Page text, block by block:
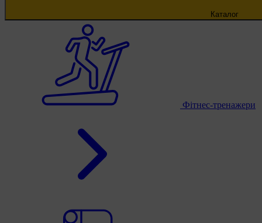
Каталог
Фітнес-тренажери